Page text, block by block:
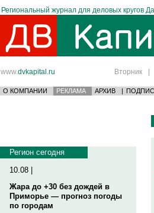
Региональный журнал для деловых кругов
www.dvkapital.ru Вторник |
О КОМПАНИИ РЕКЛАМА АРХИВ |
Регион сегодня
10.08 |
Жара до +30 без дождей в
Приморье — прогноз погоды
по городам